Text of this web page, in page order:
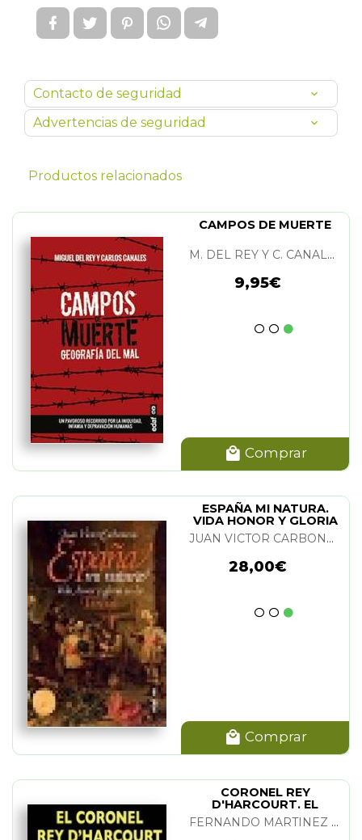
Contacto de seguridad
Advertencias de seguridad
Productos relacionados
CAMPOS DE MUERTE
M. DEL REY Y C. CANALES
9,95€
Comprar
ESPAÑA MI NATURA.
VIDA HONOR Y GLORIA
EN LOS TERCIOS
JUAN VICTOR CARBONERAS
28,00€
Comprar
CORONEL REY
D'HARCOURT. EL
FERNANDO MARTINEZ DE BAÑOS CARRILLO